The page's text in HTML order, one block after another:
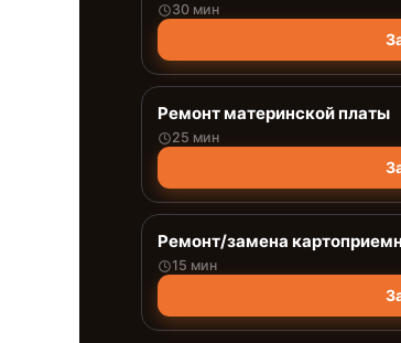
30 мин
Ремонт материнской платы
25 мин
Ремонт/замена
15 мин